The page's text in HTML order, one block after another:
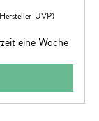
UVP)
eine Woche